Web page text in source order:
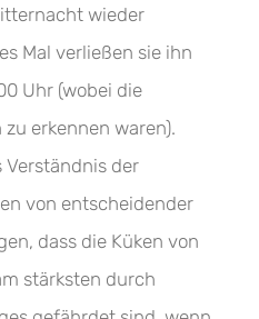
wieder
Mal verließen sie ihn
Uhr (wobei die
erkennen waren).
Verständnis der
von entscheidender
dass die Küken von
stärksten durch